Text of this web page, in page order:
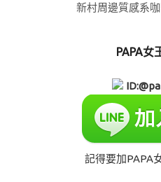
新村周邊質感系
PAPA女
記得要加PAPA